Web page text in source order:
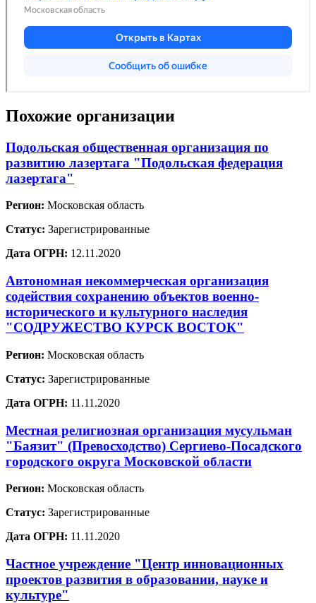
Похожие организации
Подольская общественная организация по
развитию лазертага "Подольская федерация
лазертага"
Регион: Московская область
Статус: Зарегистрированные
Дата ОГРН: 12.11.2020
Автономная некоммерческая организация
содействия сохранению объектов военно-
исторического и культурного наследия
"СОДРУЖЕСТВО КУРСК ВОСТОК"
Регион: Московская область
Статус: Зарегистрированные
Дата ОГРН: 11.11.2020
Местная религиозная организация мусульман
"Баязит" (Превосходство) Сергиево-Посадского
городского округа Московской области
Регион: Московская область
Статус: Зарегистрированные
Дата ОГРН: 11.11.2020
Частное учреждение "Центр инновационных
проектов развития в образовании, науке и
культуре"